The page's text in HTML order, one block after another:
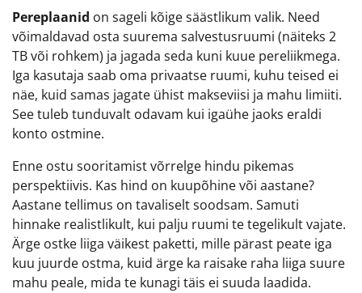
Pereplaanid on sageli kõige säästlikum valik. Need
võimaldavad osta suurema salvestusruumi (näiteks 2
TB või rohkem) ja jagada seda kuni kuue pereliikmega.
Iga kasutaja saab oma privaatse ruumi, kuhu teised ei
näe, kuid samas jagate ühist makseviisi ja mahu limiiti.
See tuleb tunduvalt odavam kui igaühe jaoks eraldi
konto ostmine.
Enne ostu sooritamist võrrelge hindu pikemas
perspektiivis. Kas hind on kuupõhine või aastane?
Aastane tellimus on tavaliselt soodsam. Samuti
hinnake realistlikult, kui palju ruumi te tegelikult vajate.
Ärge ostke liiga väikest paketti, mille pärast peate iga
kuu juurde ostma, kuid ärge ka raisake raha liiga suure
mahu peale, mida te kunagi täis ei suuda laadida.